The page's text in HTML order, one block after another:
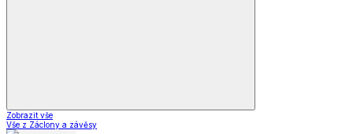
Zobrazit vše
Vše z Záclony a závěsy